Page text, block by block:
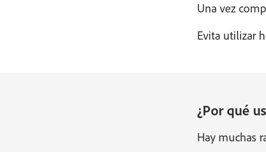
Una vez
Evita utilizar
¿Por qué
Hay muchas